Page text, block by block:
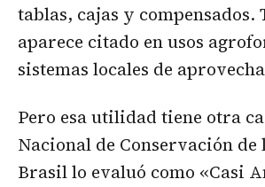
tablas, cajas y compensados.
aparece citado en usos
sistemas locales de
Pero esa utilidad tiene otra
Nacional de Conservación de
Brasil lo evaluó como «Casi